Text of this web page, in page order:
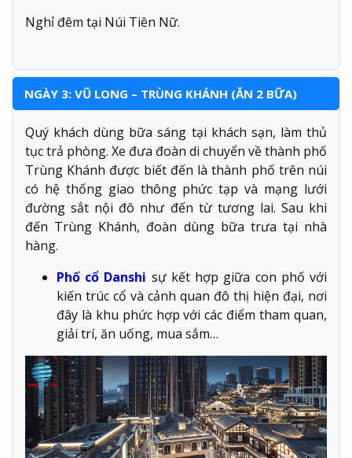
Nghỉ đêm tại Núi Tiên Nữ.
NGÀY 3: VŨ LONG – TRÙNG KHÁNH (ĂN 2 BỮA)
Quý khách dùng bữa sáng tại khách sạn, làm thủ
tục trả phòng. Xe đưa đoàn di chuyển về thành phố
Trùng Khánh được biết đến là thành phố trên núi
có hệ thống giao thông phức tạp và mạng lưới
đường sắt nội đô như đến từ tương lai. Sau khi
đến Trùng Khánh, đoàn dùng bữa trưa tại nhà
hàng.
Phố cổ Danshi sự kết hợp giữa con phố với
kiến trúc cổ và cảnh quan đô thị hiện đại, nơi
đây là khu phức hợp với các điểm tham quan,
giải trí, ăn uống, mua sắm…